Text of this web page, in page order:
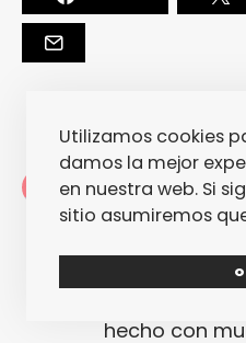
Redacción
La redacción
puede haber
hecho con
Utilizamos cookies
damos la mejor
en nuestra web. Si
sitio asumiremos